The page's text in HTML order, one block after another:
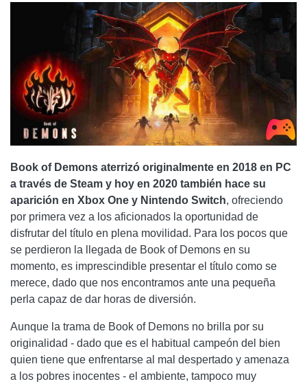
Book of Demons aterrizó originalmente en 2018 en PC
a través de Steam y hoy en 2020 también hace su
aparición en Xbox One y Nintendo Switch, ofreciendo
por primera vez a los aficionados la oportunidad de
disfrutar del título en plena movilidad. Para los pocos que
se perdieron la llegada de Book of Demons en su
momento, es imprescindible presentar el título como se
merece, dado que nos encontramos ante una pequeña
perla capaz de dar horas de diversión.
Aunque la trama de Book of Demons no brilla por su
originalidad - dado que es el habitual campeón del bien
quien tiene que enfrentarse al mal despertado y amenaza
a los pobres inocentes - el ambiente, tampoco muy